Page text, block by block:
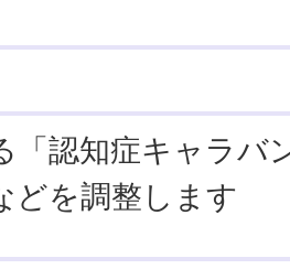
「認知症キャラバ
どを調整します